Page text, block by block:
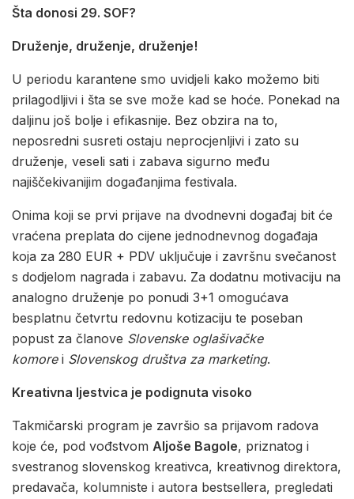
Šta donosi 29. SOF?
Druženje, druženje, druženje!
U periodu karantene smo uvidjeli kako možemo biti
prilagodljivi i šta se sve može kad se hoće. Ponekad na
daljinu još bolje i efikasnije. Bez obzira na to,
neposredni susreti ostaju neprocjenljivi i zato su
druženje, veseli sati i zabava sigurno među
najiščekivanijim događanjima festivala.
Onima koji se prvi prijave na dvodnevni događaj bit će
vraćena preplata do cijene jednodnevnog događaja
koja za 280 EUR + PDV uključuje i završnu svečanost
s dodjelom nagrada i zabavu. Za dodatnu motivaciju na
analogno druženje po ponudi 3+1 omogućava
besplatnu četvrtu redovnu kotizaciju te poseban
popust za članove Slovenske oglašivačke
komorei Slovenskog društva za marketing.
Kreativna ljestvica je podignuta visoko
Takmičarski program je završio sa prijavom radova
koje će, pod vođstvom Aljoše Bagole, priznatog i
svestranog slovenskog kreativca, kreativnog direktora,
predavača, kolumniste i autora bestsellera, pregledati